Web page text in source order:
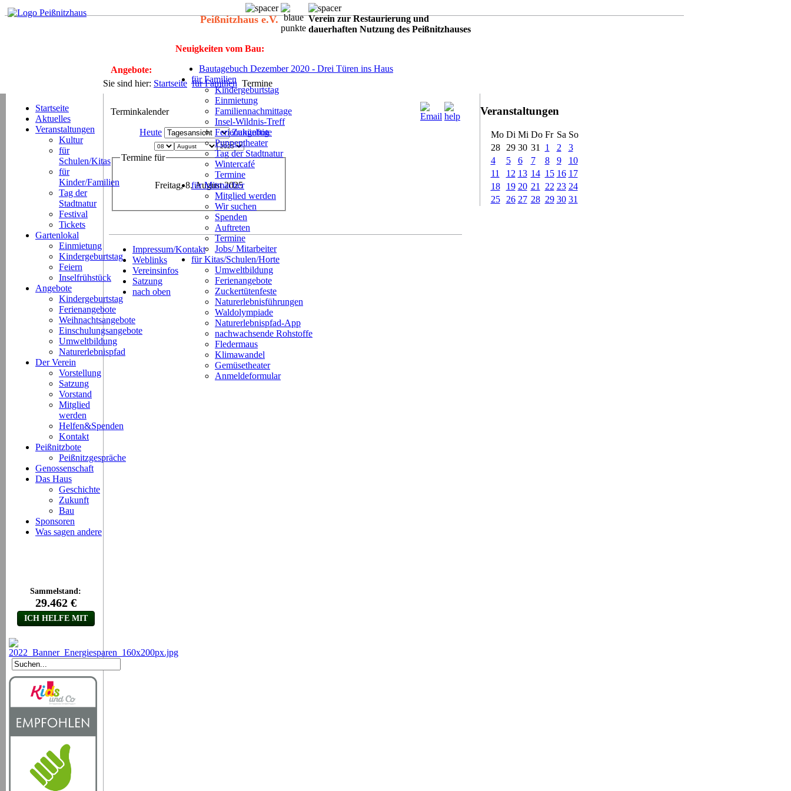
Peißnitzhaus e.V.
Verein zur Restaurierung und
dauerhaften Nutzung des Peißnitzhauses
Neuigkeiten vom Bau:
Bautagebuch Dezember 2020 - Drei Türen ins Haus
für Familien
Kindergeburtstag
Einmietung
Familiennachmittage
Insel-Wildnis-Treff
Ferienangebote
Puppentheater
Tag der Stadtnatur
Wintercafé
Termine
für Mitmacher
Mitglied werden
Wir suchen
Spenden
Auftreten
Termine
Jobs/ Mitarbeiter
für Kitas/Schulen/Horte
Umweltbildung
Ferienangebote
Zuckertütenfeste
Naturerlebnisführungen
Waldolympiade
Naturerlebnispfad-App
nachwachsende Rohstoffe
Fledermaus
Klimawandel
Gemüsetheater
Anmeldeformular
Angebote:
Sie sind hier: Startseite für Familien Termine
Startseite
Aktuelles
Veranstaltungen
Kultur
für
Schulen/Kitas
für
Kinder/Familien
Tag der
Stadtnatur
Festival
Tickets
Gartenlokal
Einmietung
Kindergeburtstag
Feiern
Inselfrühstück
Angebote
Kindergeburtstag
Ferienangebote
Weihnachtsangebote
Einschulungsangebote
Umweltbildung
Naturerlebnispfad
Der Verein
Vorstellung
Satzung
Vorstand
Mitglied
werden
Helfen&Spenden
Kontakt
Peißnitzbote
Peißnitzgespräche
Genossenschaft
Das Haus
Geschichte
Zukunft
Bau
Sponsoren
Was sagen andere
Veranstaltungen
Mo Di Mi Do Fr Sa So
28
29 30 31 1 2
3
4
5 6 7 8 9
10
11
12 13 14 15 16 17
18
19 20 21 22 23 24
25
26 27 28 29 30 31
Terminkalender
Heute Zukünftig
Termine für
Freitag, 8. August 2025
Impressum/Kontakt
Weblinks
Vereinsinfos
Satzung
nach oben